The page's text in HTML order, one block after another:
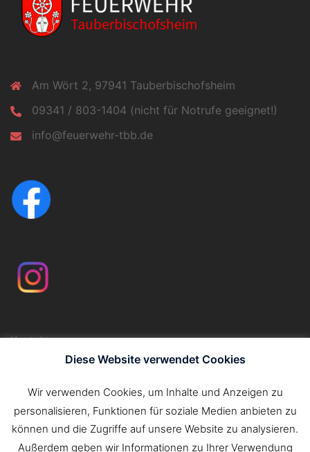
Am Wört 2, 97941 Tauberbischofsheim
09341 / 803-1404 (nicht für Notrufe geeignet!)
info@feuerwehr-tbb.de
Kontakt
Impressum
Suchen
nach:
Diese Website verwendet Cookies
Wir verwenden Cookies, um Inhalte und Anzeigen zu
personalisieren, Funktionen für soziale Medien anbieten zu
können und die Zugriffe auf unsere Website zu analysieren.
Außerdem geben wir Informationen zu Ihrer Verwendung